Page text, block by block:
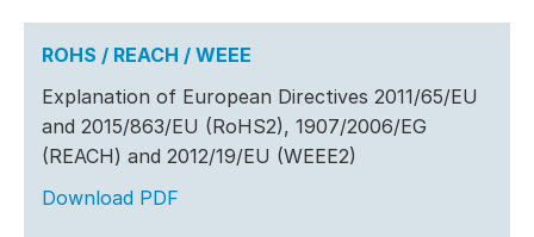
ROHS / REACH / WEEE
Explanation of European Directives 2011/65/EU
and 2015/863/EU (RoHS2), 1907/2006/EG
(REACH) and 2012/19/EU (WEEE2)
Download PDF